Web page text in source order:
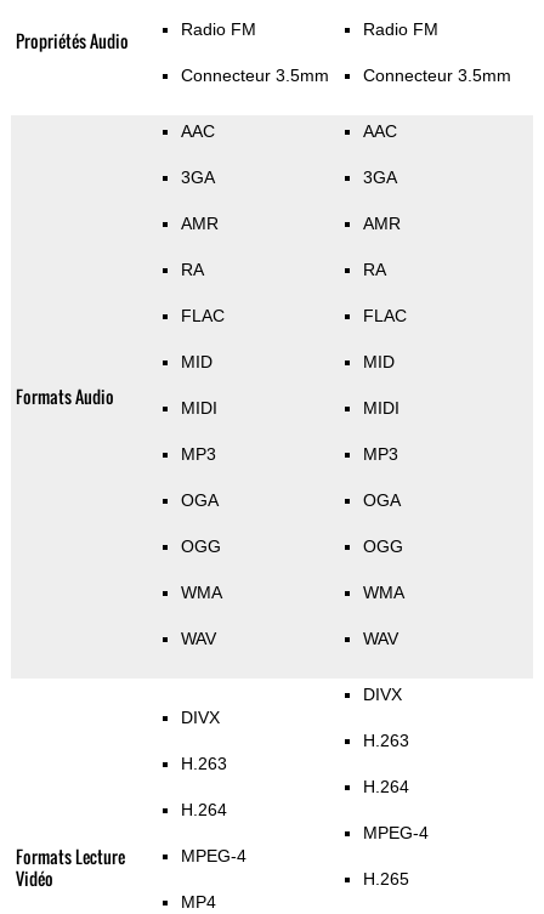
Propriétés Audio Radio FM
Connecteur 3.5mm
Radio FM
Connecteur 3.5mm
Formats Audio
AAC
3GA
AMR
RA
FLAC
MID
MIDI
MP3
OGA
OGG
WMA
WAV
AAC
3GA
AMR
RA
FLAC
MID
MIDI
MP3
OGA
OGG
WMA
WAV
Formats Lecture
Vidéo
DIVX
H.263
H.264
MPEG-4
MP4
DIVX
H.263
H.264
MPEG-4
H.265